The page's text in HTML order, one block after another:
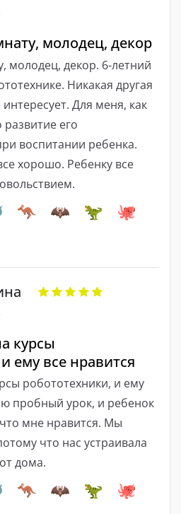
молодец, декор
молодец, декор. 6-летний
Никакая другая
Для меня, как
его
воспитании ребенка.
хорошо. Ребенку все
курсы
ему все нравится
робототехники, и ему
пробный урок, и ребенок
мне нравится. Мы
что нас устраивала
дома.